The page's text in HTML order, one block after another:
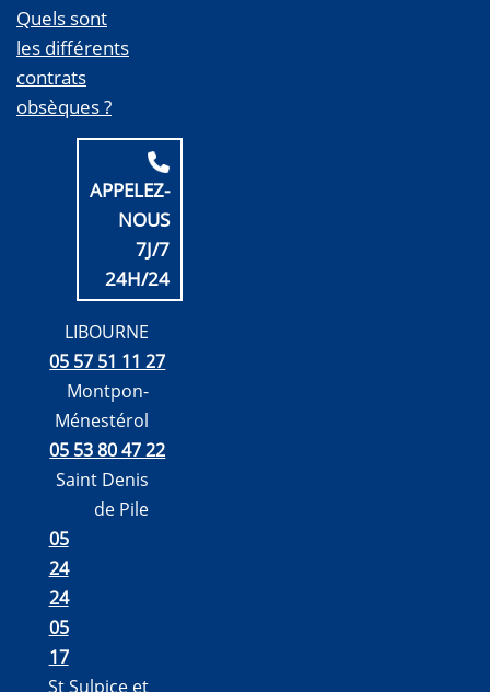
Quels sont
les différents
contrats
obsèques ?
APPELEZ-
NOUS
7J/7
24H/24
LIBOURNE
05 57 51 11 27
Montpon-
Ménestérol
05 53 80 47 22
Saint Denis
de Pile
05
24
24
05
17
St Sulpice et